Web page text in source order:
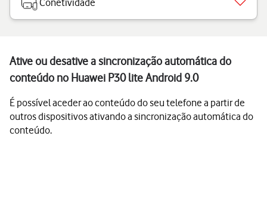
Conetividade
Ative ou desative a sincronização automática do
conteúdo no Huawei P30 lite Android 9.0
É possível aceder ao conteúdo do seu telefone a partir de
outros dispositivos ativando a sincronização automática do
conteúdo.